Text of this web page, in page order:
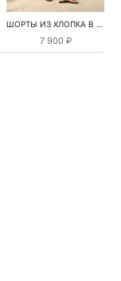
ШОРТЫ ИЗ ХЛОПКА В КЛЕТКУ
7 900 ₽